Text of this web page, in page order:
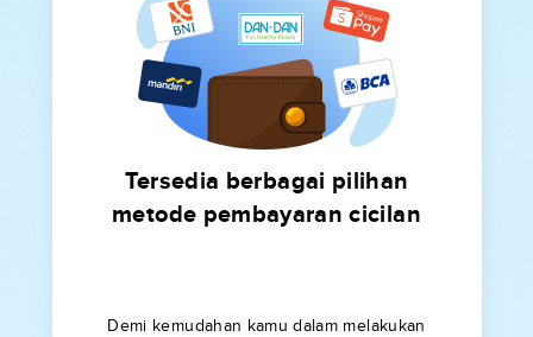
Tersedia berbagai pilihan
metode pembayaran cicilan
Demi kemudahan kamu dalam melakukan